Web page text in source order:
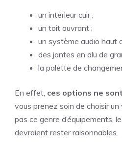
un intérieur cuir ;
un toit ouvrant ;
un système audio haut
des jantes en alu de
la palette de
En effet, ces options ne
vous prenez soin de choisir
pas ce genre d’équipements,
devraient rester raisonnables.